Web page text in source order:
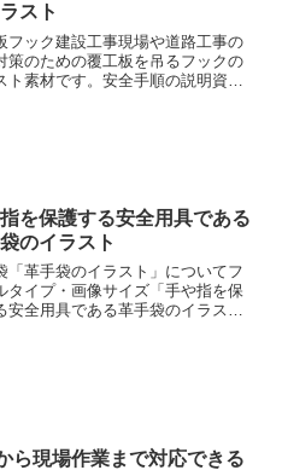
スト
フック建設工事現場や道路工事の
策のための覆工板を吊るフックの
ト素材です。安全手順の説明資料
を保護する安全用具である
のイラスト
「革手袋のイラスト」についてフ
タイプ・画像サイズ「手や指を保
安全用具である革手袋のイラス
ら現場作業まで対応できる